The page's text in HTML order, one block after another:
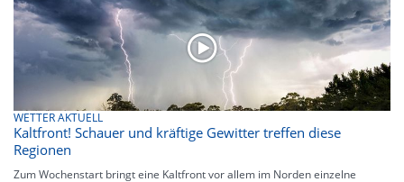
WETTER AKTUELL
Kaltfront! Schauer und kräftige Gewitter treffen diese
Regionen
Zum Wochenstart bringt eine Kaltfront vor allem im Norden einzelne